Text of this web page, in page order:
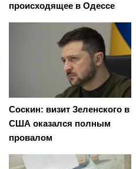
происходящее в Одессе
Соскин: визит Зеленского в
США оказался полным
провалом